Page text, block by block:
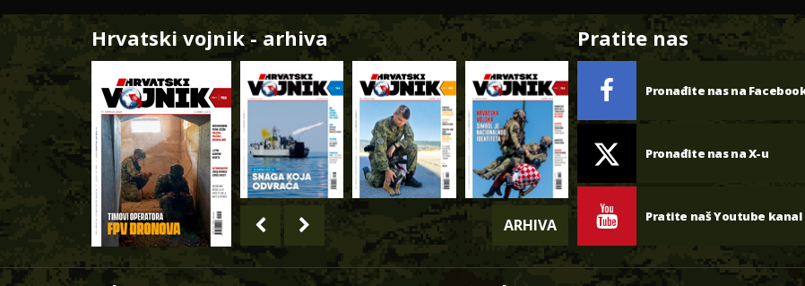
Hrvatski vojnik - arhiva
ARHIVA
Pratite nas
Pronađite nas na
Pronađite nas na X-u
Pratite naš Youtube kanal